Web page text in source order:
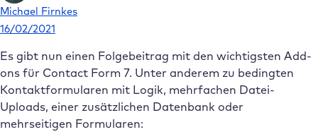
Michael Firnkes
16/02/2021
Es gibt nun einen Folgebeitrag mit den wichtigsten Add-
ons für Contact Form 7. Unter anderem zu bedingten
Kontaktformularen mit Logik, mehrfachen Datei-
Uploads, einer zusätzlichen Datenbank oder
mehrseitigen Formularen: